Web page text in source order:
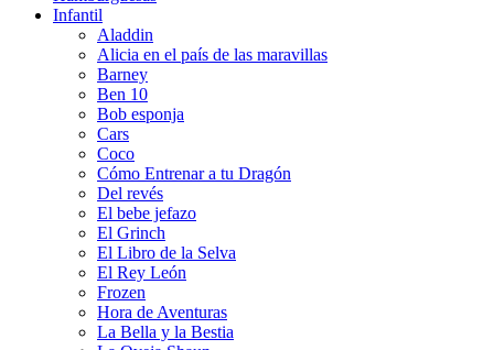
Infantil
Aladdin
Alicia en el país de las maravillas
Barney
Ben 10
Bob esponja
Cars
Coco
Cómo Entrenar a tu Dragón
Del revés
El bebe jefazo
El Grinch
El Libro de la Selva
El Rey León
Frozen
Hora de Aventuras
La Bella y la Bestia